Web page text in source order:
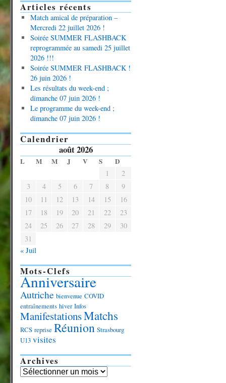
Articles récents
Match amical de préparation –
Mercredi 22 juillet 2026 !
Soirée SUMMER FLASHBACK
reprogrammée au samedi 25 juillet
2026 !!!
Soirée SUMMER FLASHBACK !
26 juin 2026 !
Les résultats du week-end ;
dimanche 07 juin 2026 !
Le programme du week-end ;
dimanche 07 juin 2026 !
Calendrier
août 2026
L M M J V S D
1
2
3
4 5 6 7 8
9
10
11 12 13 14 15
16
17
18 19 20 21 22
23
24
25 26 27 28 29
30
31
« Juil
Mots-Clefs
Anniversaire
Autriche bienvenue COVID
entraînements hiver Infos
ManifestationsMatchs
RCS reprise Réunion Strasbourg
U13 visites
Archives